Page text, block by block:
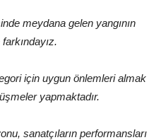
meydana gelen yangının
için uygun önlemleri almak
yapmaktadır.
sanatçıların performansları